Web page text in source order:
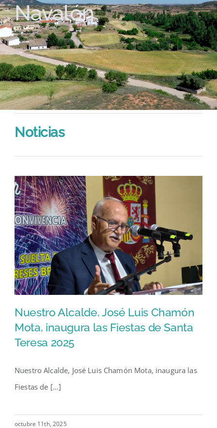
Navalón
Noticias
Chamón Mota, inaugura las
Fiestas de Santa Teresa 2025
Nuestro Alcalde, José Luis Chamón
Mota, inaugura las Fiestas de Santa
Teresa 2025
Nuestro Alcalde, José Luis Chamón Mota, inaugura las
Fiestas de [...]
octubre 11th, 2025